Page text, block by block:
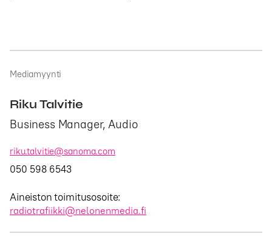
Mediamyynti
Riku Talvitie
Business Manager, Audio
riku.talvitie@sanoma.com
050 598 6543
Aineiston toimitusosoite:
radiotrafiikki@nelonenmedia.fi